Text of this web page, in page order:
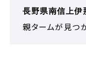
長野県南信上伊
親タームが見つ